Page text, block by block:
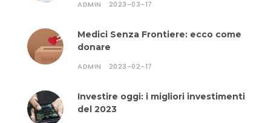
ADMIN 2023-03-17
Medici Senza Frontiere: ecco come
donare
ADMIN 2023-02-17
Investire oggi: i migliori investimenti
del 2023